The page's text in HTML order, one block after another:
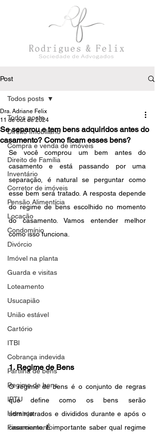
Post
Todos posts
Direito Imobiliário
Compra e venda de imóveis
Direito de Família
Inventário
Corretor de imóveis
Pensão Alimentícia
Locação
Condomínio
Divórcio
Imóvel na planta
Guarda e visitas
Loteamento
Usucapião
União estável
Cartório
ITBI
Cobrança indevida
Partilha de bens
Regime de bens
IPTU
Herança
Financiamento
Todos posts
Se separou e tem bens adquiridos antes do
casamento? Como ficam esses bens?
Dra. Adriane Felix
11 de out. de 2024
Se você comprou um bem antes do
casamento e está passando por uma
separação, é natural se perguntar como
esse bem será tratado. A resposta depende
do regime de bens escolhido no momento
do casamento. Vamos entender melhor
como isso funciona.
1. Regime de Bens
O regime de bens é o conjunto de regras
que define como os bens serão
administrados e divididos durante e após o
casamento. É importante saber qual regime